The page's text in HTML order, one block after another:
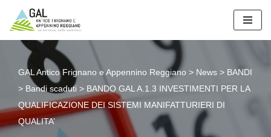
Vai
contenuto
GAL Antico Frignano e Appennino Reggiano > News > BANDI
> Bandi scaduti > BANDO GAL A.1.3 INVESTIMENTI PER LA
QUALIFICAZIONE DEI SISTEMI MANIFATTURIERI DI
QUALITA’